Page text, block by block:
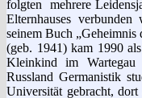
folgten mehrere
Elternhauses
seinem Buch
(geb. 1941) kam 1990
Kleinkind im
Russland Germanistik
Universität gebracht,